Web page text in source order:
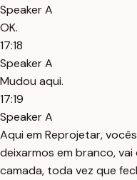
Speaker A
OK.
17:18
Speaker A
Mudou aqui.
17:19
Speaker A
Aqui em Reprojetar,
deixarmos em branco,
camada, toda vez que